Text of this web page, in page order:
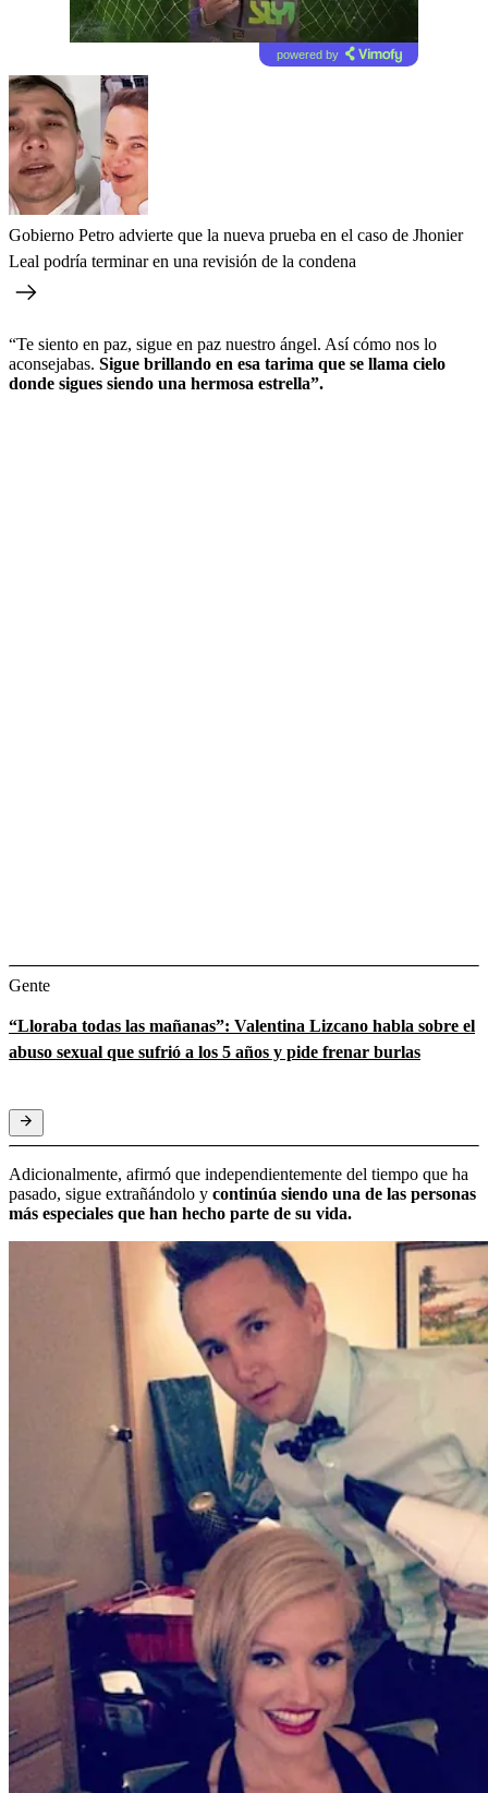
powered by
Gobierno Petro advierte que la nueva prueba en el caso de Jhonier
Leal podría terminar en una revisión de la condena
“Te siento en paz, sigue en paz nuestro ángel. Así cómo nos lo
aconsejabas. Sigue brillando en esa tarima que se llama cielo
donde sigues siendo una hermosa estrella”.
Gente
“Lloraba todas las mañanas”: Valentina Lizcano habla sobre el
abuso sexual que sufrió a los 5 años y pide frenar burlas
Adicionalmente, afirmó que independientemente del tiempo que ha
pasado, sigue extrañándolo y continúa siendo una de las personas
más especiales que han hecho parte de su vida.